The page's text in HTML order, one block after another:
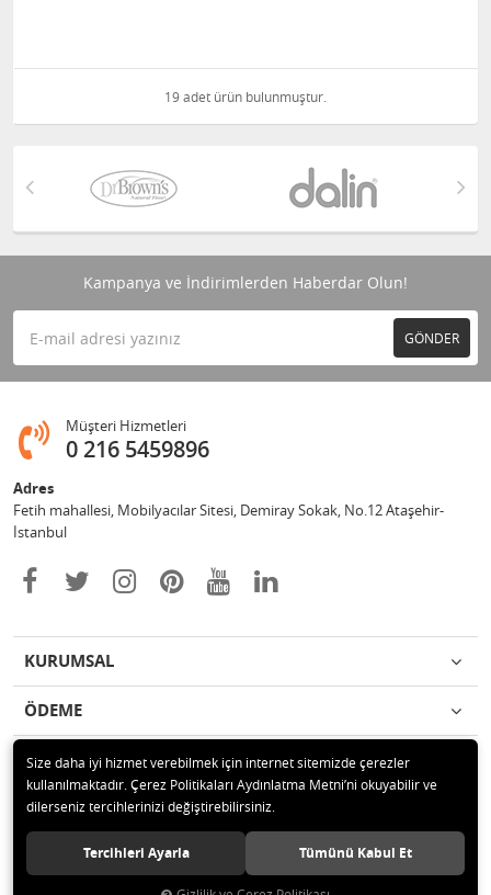
19 adet ürün bulunmuştur.
Kampanya ve İndirimlerden Haberdar Olun!
GÖNDER
Müşteri Hizmetleri
0 216 5459896
Adres
Fetih mahallesi, Mobilyacılar Sitesi, Demiray Sokak, No.12 Ataşehir-
İstanbul
KURUMSAL
ÖDEME
İLETİŞİM
© 2020 Leylek Mağazacılık Hizmetleri Ltd. Şti. Tüm hakları saklıdır.
Size daha iyi hizmet verebilmek için internet sitemizde çerezler
kullanılmaktadır. Çerez Politikaları Aydınlatma Metni’ni okuyabilir ve
dilerseniz tercihlerinizi değiştirebilirsiniz.
Tercihleri Ayarla Tümünü Kabul Et